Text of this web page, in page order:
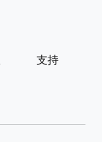
支持